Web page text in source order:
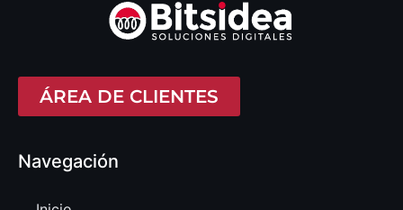
ÁREA DE CLIENTES
Navegación